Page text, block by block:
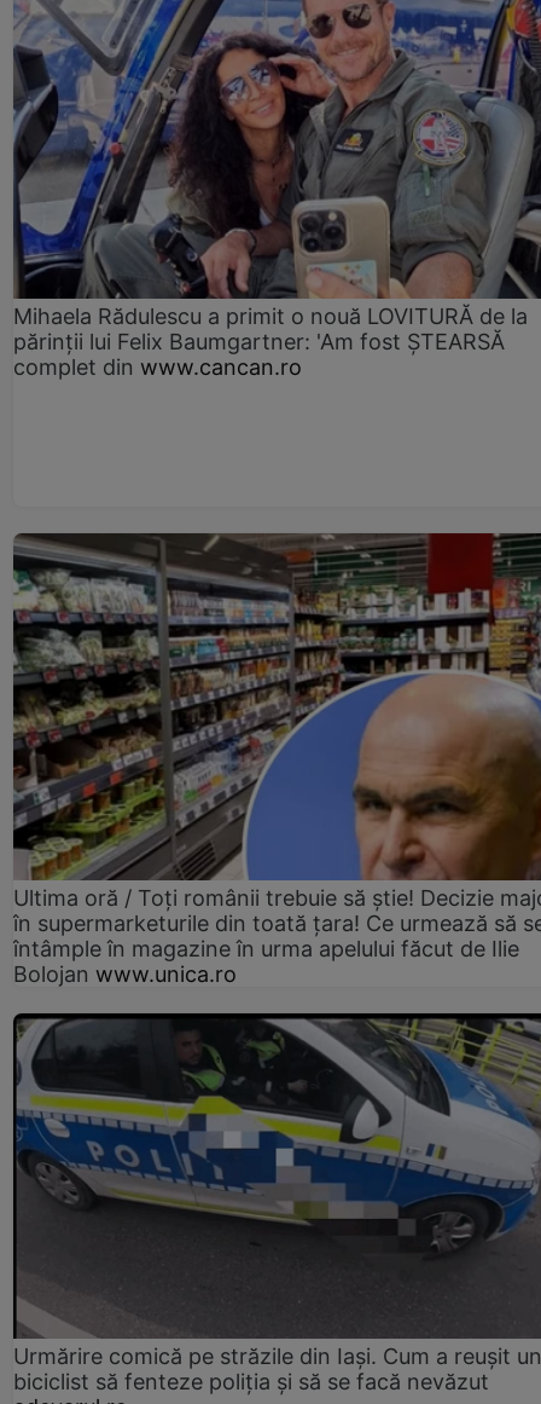
Mihaela Rădulescu a primit o nouă LOVITURĂ de la
părinții lui Felix Baumgartner: 'Am fost ȘTEARSĂ
complet din www.cancan.ro
Ultima oră / Toți românii trebuie să știe! Decizie
în supermarketurile din toată țara! Ce urmează să
întâmple în magazine în urma apelului făcut de Ilie
Bolojan www.unica.ro
Urmărire comică pe străzile din Iași. Cum a reușit un
biciclist să fenteze poliția și să se facă nevăzut